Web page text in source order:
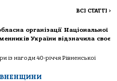
ВСІ СТАТТІ >
організації Національної
України відзначила своє
із нагоди 40-річчя Рівненської